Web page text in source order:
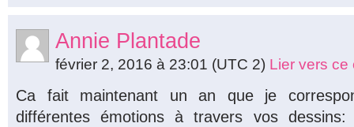
Annie Plantade
février 2, 2016 à 23:01 (UTC 2) Lier vers ce
Ca fait maintenant un an que je
différentes émotions à travers vos